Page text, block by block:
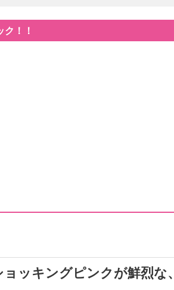
！！
マーケット ワイマーケットブルーイング
ョッキングピンクが鮮烈な